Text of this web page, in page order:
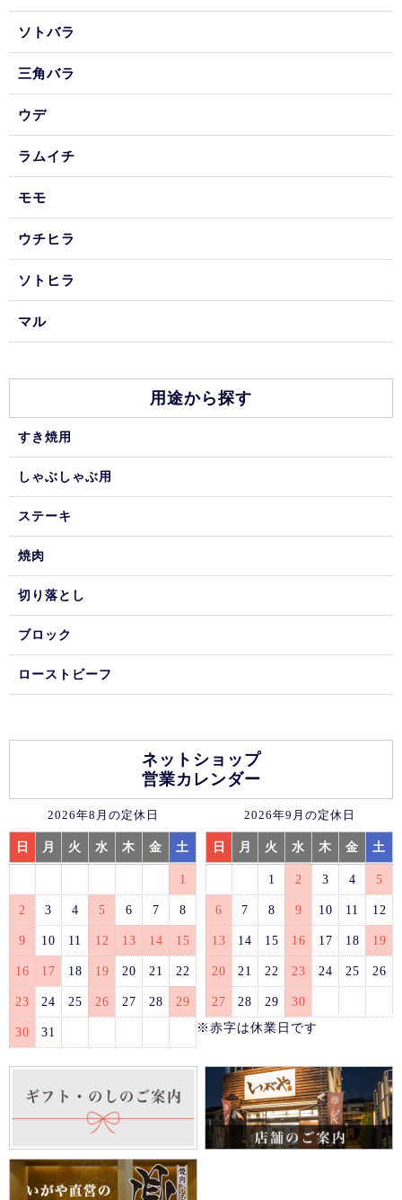
ソトバラ
三角バラ
ウデ
ラムイチ
モモ
ウチヒラ
ソトヒラ
マル
用途から探す
すき焼用
しゃぶしゃぶ用
ステーキ
焼肉
切り落とし
ブロック
ローストビーフ
ネットショップ
営業カレンダー
2026年8月の定休日
日 月 火 水 木 金 土
1
2 3 4 5 6 7 8
9 10 11 12 13 14 15
16 17 18 19 20 21 22
23 24 25 26 27 28 29
30 31
2026年9月の定休日
日 月 火 水 木 金 土
1 2 3 4 5
6 7 8 9 10 11 12
13 14 15 16 17 18 19
20 21 22 23 24 25 26
27 28 29
30
※赤字は休業日です